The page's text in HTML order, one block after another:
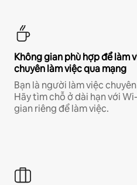
Không gian phù hợp để làm
chuyên làm việc qua mạng
Bạn là người làm việc
Hãy tìm chỗ ở dài hạn với
gian riêng để làm việc.